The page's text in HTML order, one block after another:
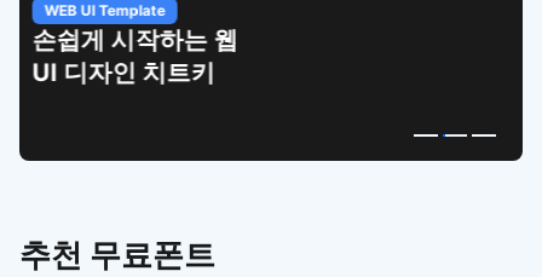
WEB UI Template
손쉽게 시작하는 웹
UI 디자인 치트키
추천 무료폰트